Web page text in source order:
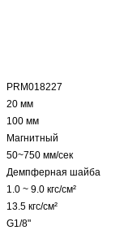
PRM018227
20 мм
100 мм
Магнитный
50~750 мм/сек
Демпферная шайба
1.0 ~ 9.0 кгс/см²
13.5 кгс/см²
G1/8"